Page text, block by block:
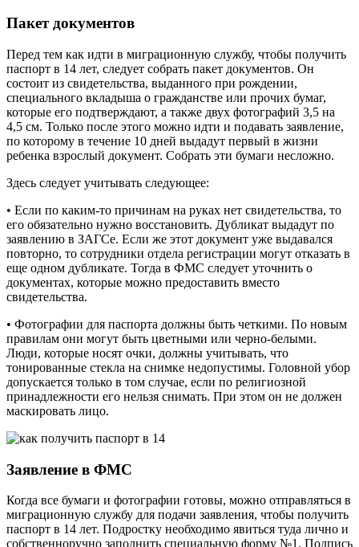
Пакет документов
Перед тем как идти в миграционную службу, чтобы получить
паспорт в 14 лет, следует собрать пакет документов. Он
состоит из свидетельства, выданного при рождении,
специального вкладыша о гражданстве или прочих бумаг,
которые его подтверждают, а также двух фотографий 3,5 на
4,5 см. Только после этого можно идти и подавать заявление,
по которому в течение 10 дней выдадут первый в жизни
ребенка взрослый документ. Собрать эти бумаги несложно.
Здесь следует учитывать следующее:
• Если по каким-то причинам на руках нет свидетельства, то
его обязательно нужно восстановить. Дубликат выдадут по
заявлению в ЗАГСе. Если же этот документ уже выдавался
повторно, то сотрудники отдела регистрации могут отказать в
еще одном дубликате. Тогда в ФМС следует уточнить о
документах, которые можно предоставить вместо
свидетельства.
• Фотографии для паспорта должны быть четкими. По новым
правилам они могут быть цветными или черно-белыми.
Люди, которые носят очки, должны учитывать, что
тонированные стекла на снимке недопустимы. Головной убор
допускается только в том случае, если по религиозной
принадлежности его нельзя снимать. При этом он не должен
маскировать лицо.
Заявление в ФМС
Когда все бумаги и фотографии готовы, можно отправляться в
миграционную службу для подачи заявления, чтобы получить
паспорт в 14 лет. Подростку необходимо явиться туда лично и
собственноручно заполнить специальную форму №1. Подпись